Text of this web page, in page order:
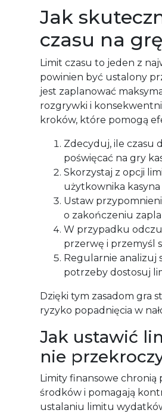
Jak
czasu na
Limit czasu to jeden z
powinien być ustalony
jest zaplanować
rozgrywki i
kroków, które pomogą
Zdecyduj, ile czasu
poświęcać na gry
Skorzystaj z opcji
użytkownika kasyna
Ustaw
o zakończeniu
W przypadku
przerwę i przemyśl
Regularnie analizuj
potrzeby dostosuj
Dzięki tym zasadom gra
ryzyko popadnięcia w
Jak ustawić
nie
Limity finansowe
środków i pomagają
ustalaniu limitu